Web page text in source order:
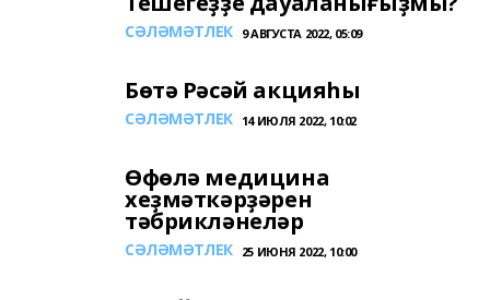
СӘЛӘМӘТЛЕК 9 АВГУСТА 2022, 05:09
Бөтә Рәсәй акцияһы
СӘЛӘМӘТЛЕК 14 ИЮЛЯ 2022, 10:02
Өфөлә медицина
хеҙмәткәрҙәрен
тәбрикләнеләр
СӘЛӘМӘТЛЕК 25 ИЮНЯ 2022, 10:00